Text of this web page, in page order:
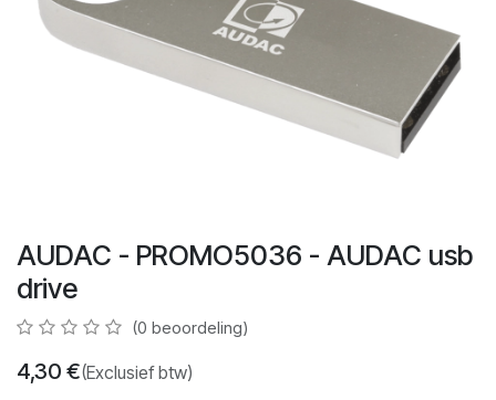
AUDAC - PROMO5036 - AUDAC usb
drive
(0 beoordeling)
4,30 €(Exclusief btw)